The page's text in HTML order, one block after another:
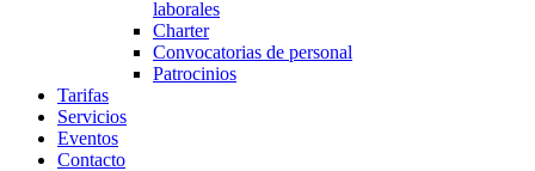
laborales
Charter
Convocatorias de personal
Patrocinios
Tarifas
Servicios
Eventos
Contacto